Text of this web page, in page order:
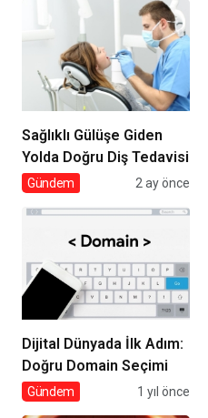
Sağlıklı Gülüşe Giden
Yolda Doğru Diş Tedavisi
Gündem 2 ay önce
Dijital Dünyada İlk Adım:
Doğru Domain Seçimi
Gündem 1 yıl önce